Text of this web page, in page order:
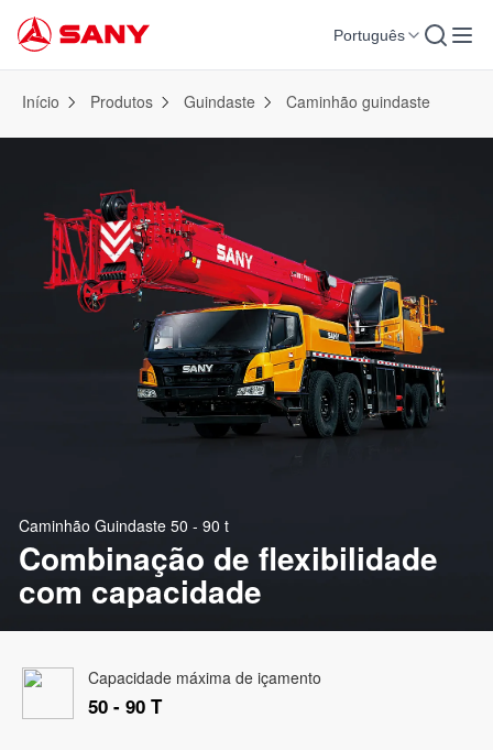
Português
Início Produtos Guindaste Caminhão guindaste
Caminhão Guindaste 50 - 90 t
Combinação de flexibilidade
com capacidade
Capacidade máxima de içamento
50 - 90 T